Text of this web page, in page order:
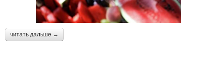
читать дальше →